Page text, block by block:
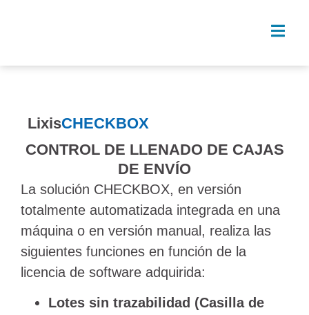
LixisCHECKBOX
CONTROL DE LLENADO DE CAJAS
DE ENVÍO
La solución CHECKBOX, en versión
totalmente automatizada integrada en una
máquina o en versión manual, realiza las
siguientes funciones en función de la
licencia de software adquirida:
Lotes sin trazabilidad (Casilla de